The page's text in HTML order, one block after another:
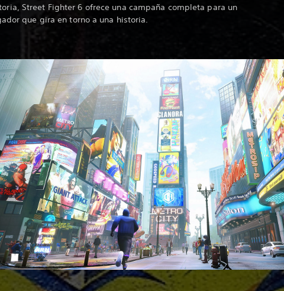
Street Fighter 6 ofrece una campaña completa para un
que gira en torno a una historia.